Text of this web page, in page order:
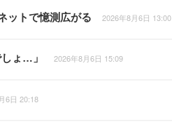
ットで憶測広がる 2026年8月6日 13:00
ょ…」 2026年8月6日 15:09
6日 20:18